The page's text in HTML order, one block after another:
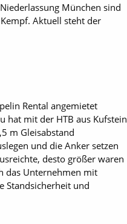
München sind
Aktuell steht der
Rental angemietet
hat mit der HTB aus Kufstein
m Gleisabstand
und die Anker setzen
desto größer waren
das Unternehmen mit
Standsicherheit und